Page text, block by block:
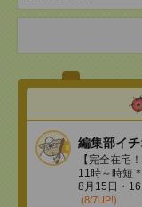
編集部イ
【完全在宅
11時～時短
8月15日・
(8/7UP!)